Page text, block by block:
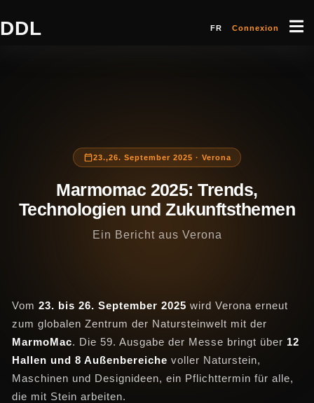
DDL FR Connexion
23.,26. September 2025 · Verona
Marmomac 2025: Trends,
Technologien und Zukunftsthemen
Ein Bericht aus Verona
Vom23. bis 26. September 2025 wird Verona erneut
zum globalen Zentrum der Natursteinwelt mit der
MarmoMac. Die 59. Ausgabe der Messe bringt über 12
Hallen und 8 Außenbereiche voller Naturstein,
Maschinen und Designideen, ein Pflichttermin für alle,
die mit Stein arbeiten.